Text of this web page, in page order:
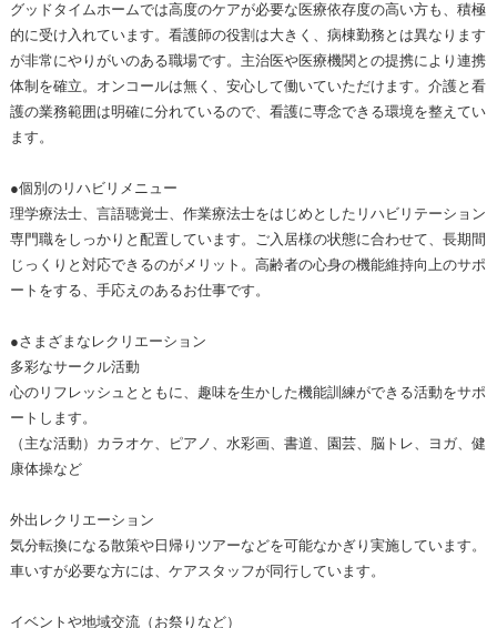
グッドタイムホームでは高度のケアが必要な医療依存度の高い方も、積極
的に受け入れています。看護師の役割は大きく、病棟勤務とは異なります
が非常にやりがいのある職場です。主治医や医療機関との提携により連携
体制を確立。オンコールは無く、安心して働いていただけます。介護と看
護の業務範囲は明確に分れているので、看護に専念できる環境を整えてい
ます。
●個別のリハビリメニュー
理学療法士、言語聴覚士、作業療法士をはじめとしたリハビリテーション
専門職をしっかりと配置しています。ご入居様の状態に合わせて、長期間
じっくりと対応できるのがメリット。高齢者の心身の機能維持向上のサポ
ートをする、手応えのあるお仕事です。
●さまざまなレクリエーション
多彩なサークル活動
心のリフレッシュとともに、趣味を生かした機能訓練ができる活動をサポ
ートします。
（主な活動）カラオケ、ピアノ、水彩画、書道、園芸、脳トレ、ヨガ、健
康体操など
外出レクリエーション
気分転換になる散策や日帰りツアーなどを可能なかぎり実施しています。
車いすが必要な方には、ケアスタッフが同行しています。
イベントや地域交流（お祭りなど）